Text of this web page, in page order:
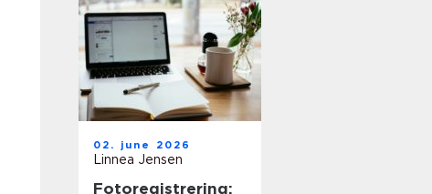
02. june 2026
Linnea Jensen
Fotoregistrering: